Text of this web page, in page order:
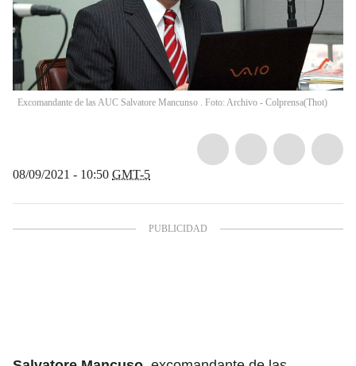
Excomandante de las AUC Salvatore Mancunso . Foto: Archivo - Colprensa(Thot)
08/09/2021 - 10:50 GMT-5